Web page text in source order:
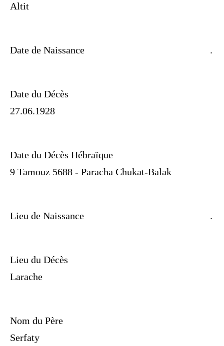
Altit
Date de Naissance .
Date du Décès
27.06.1928
Date du Décès Hébraïque
9 Tamouz 5688 - Paracha Chukat-Balak
Lieu de Naissance .
Lieu du Décès
Larache
Nom du Père
Serfaty